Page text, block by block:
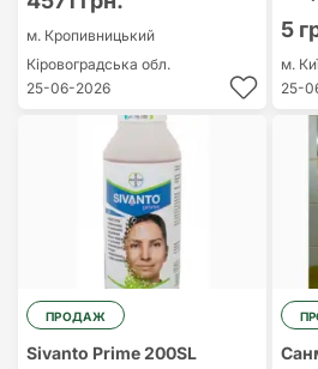
м. Кропивницький
Кіровоградська обл.
25-06-2026
5
м.
25-
ПРОДАЖ
Sivanto Prime 200SL